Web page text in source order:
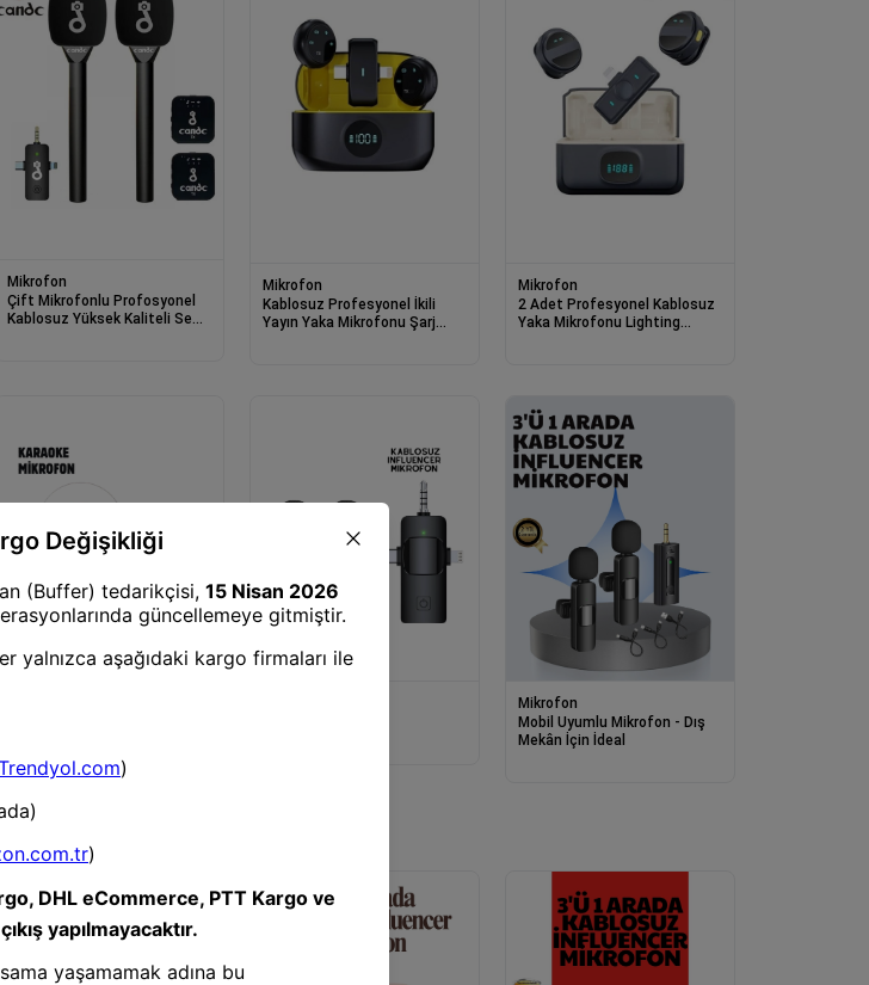
Mikrofon
Çift Mikrofonlu Profosyonel
Kablosuz Yüksek Kaliteli Ses
Mikrofon
Kablosuz Profesyonel İkili
Yayın Yaka Mikrofonu Şarj
Mikrofon
2 Adet Profesyonel Kablosuz
Yaka Mikrofonu Lighting
Mikrofon
Mobil Uyumlu Mikrofon - Dış
Mekân İçin İdeal